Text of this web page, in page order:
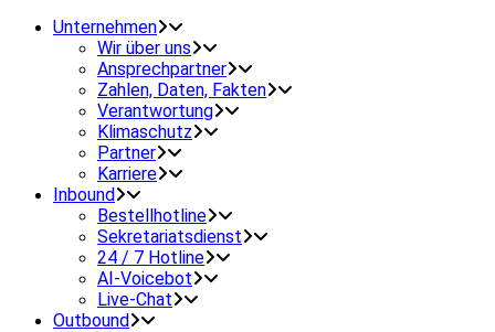
Unternehmen
Wir über uns
Ansprechpartner
Zahlen, Daten, Fakten
Verantwortung
Klimaschutz
Partner
Karriere
Inbound
Bestellhotline
Sekretariatsdienst
24 / 7 Hotline
AI-Voicebot
Live-Chat
Outbound